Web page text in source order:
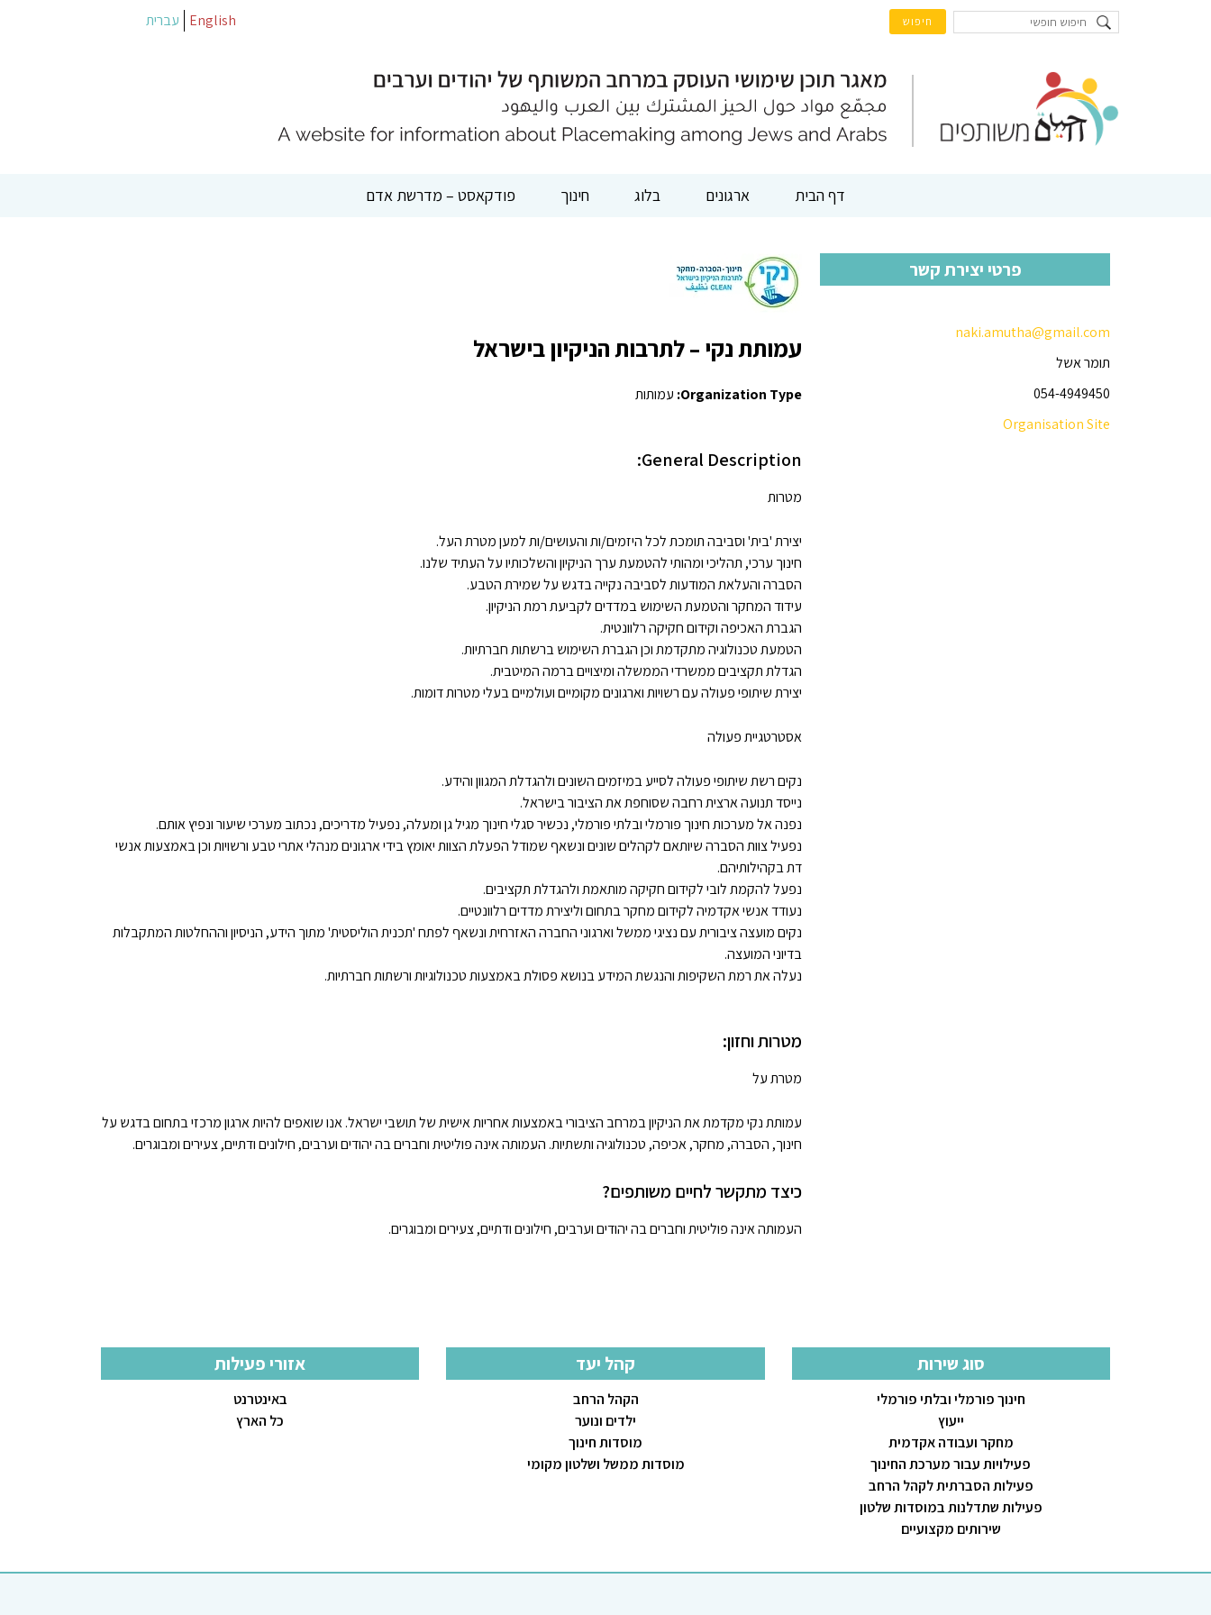
English עברית
דף הבית ארגונים בלוג חינוך פודקאסט – מדרשת אדם
פרטי יצירת קשר
naki.amutha@gmail.com
תומר אשל
054-4949450
Organisation Site
עמותת נקי – לתרבות הניקיון בישראל
Organization Type: עמותות
General Description:
מטרות
יצירת 'בית' וסביבה תומכת לכל היזמים/ות והעושים/ות למען מטרת העל.
חינוך ערכי, תהליכי ומהותי להטמעת ערך הניקיון והשלכותיו על העתיד שלנו.
הסברה והעלאת המודעות לסביבה נקייה בדגש על שמירת הטבע.
עידוד המחקר והטמעת השימוש במדדים לקביעת רמת הניקיון.
הגברת האכיפה וקידום חקיקה רלוונטית.
הטמעת טכנולוגיה מתקדמת וכן הגברת השימוש ברשתות חברתיות.
הגדלת תקציבים ממשרדי הממשלה ומיצויים ברמה המיטבית.
יצירת שיתופי פעולה עם רשויות וארגונים מקומיים ועולמיים בעלי מטרות דומות.
אסטרטגיית פעולה
נקים רשת שיתופי פעולה לסייע במיזמים השונים ולהגדלת המגוון והידע.
נייסד תנועה ארצית רחבה שסוחפת את הציבור בישראל.
נפנה אל מערכות חינוך פורמלי ובלתי פורמלי, נכשיר סגלי חינוך מגיל גן ומעלה, נפעיל מדריכים, נכתוב מערכי שיעור ונפיץ אותם.
נפעיל צוות הסברה שיותאם לקהלים שונים ונשאף שמודל הפעלת הצוות יאומץ בידי ארגונים מנהלי אתרי טבע ורשויות וכן באמצעות אנשי
דת בקהילותיהם.
נפעל להקמת לובי לקידום חקיקה מותאמת ולהגדלת תקציבים.
נעודד אנשי אקדמיה לקידום מחקר בתחום וליצירת מדדים רלוונטיים.
נקים מועצה ציבורית עם נציגי ממשל וארגוני החברה האזרחית ונשאף לפתח 'תכנית הוליסטית' מתוך הידע, הניסיון וההחלטות המתקבלות
בדיוני המועצה.
נעלה את רמת השקיפות והנגשת המידע בנושא פסולת באמצעות טכנולוגיות ורשתות חברתיות.
מטרות וחזון:
מטרת על
עמותת נקי מקדמת את הניקיון במרחב הציבורי באמצעות אחריות אישית של תושבי ישראל. אנו שואפים להיות ארגון מרכזי בתחום בדגש על
חינוך, הסברה, מחקר, אכיפה, טכנולוגיה ותשתיות. העמותה אינה פוליטית וחברים בה יהודים וערבים, חילונים ודתיים, צעירים ומבוגרים.
כיצד מתקשר לחיים משותפים?
העמותה אינה פוליטית וחברים בה יהודים וערבים, חילונים ודתיים, צעירים ומבוגרים.
סוג שירות
חינוך פורמלי ובלתי פורמלי
ייעוץ
מחקר ועבודה אקדמית
פעילויות עבור מערכת החינוך
פעילות הסברתית לקהל הרחב
פעילות שתדלנות במוסדות שלטון
שירותים מקצועיים
קהל יעד
הקהל הרחב
ילדים ונוער
מוסדות חינוך
מוסדות ממשל ושלטון מקומי
אזורי פעילות
באינטרנט
כל הארץ